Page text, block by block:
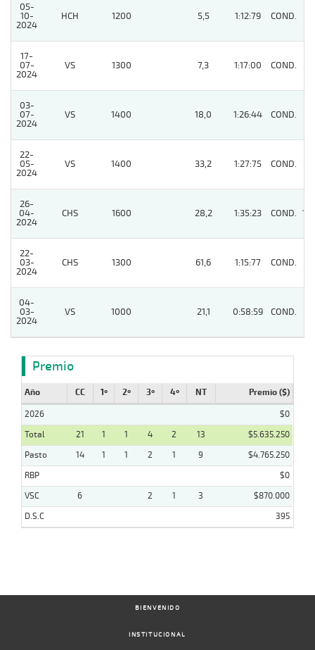
05-
10-
2024
HCH 1200 5,5 1:12:79 COND.
17-
07-
2024
VS 1300 7,3 1:17:00 COND.
03-
07-
2024
VS 1400 18,0 1:26:44 COND.
22-
05-
2024
VS 1400 33,2 1:27:75 COND.
26-
04-
2024
CHS 1600 28,2 1:35:23 COND. 10
22-
03-
2024
CHS 1300 61,6 1:15:77 COND.
04-
03-
2024
VS 1000 21,1 0:58:59 COND.
Premio
Año CC 1º 2º 3º 4º NT Premio ($)
2026
$0
Total
21 1 1 4 2 13
$5.635.250
Pasto
14 1 1 2 1 9
$4.765.250
RBP
$0
VSC
6 2 1 3
$870.000
D.S.C
395
BIENVENIDO
INSTITUCIONAL